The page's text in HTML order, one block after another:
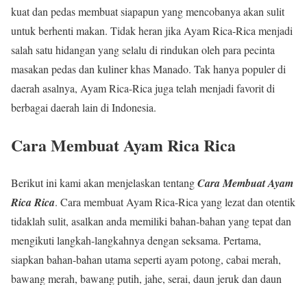
kuat dan pedas membuat siapapun yang mencobanya akan sulit
untuk berhenti makan. Tidak heran jika Ayam Rica-Rica menjadi
salah satu hidangan yang selalu di rindukan oleh para pecinta
masakan pedas dan kuliner khas Manado. Tak hanya populer di
daerah asalnya, Ayam Rica-Rica juga telah menjadi favorit di
berbagai daerah lain di Indonesia.
Cara Membuat Ayam Rica Rica
Berikut ini kami akan menjelaskan tentangCara Membuat Ayam
Rica Rica. Cara membuat Ayam Rica-Rica yang lezat dan otentik
tidaklah sulit, asalkan anda memiliki bahan-bahan yang tepat dan
mengikuti langkah-langkahnya dengan seksama. Pertama,
siapkan bahan-bahan utama seperti ayam potong, cabai merah,
bawang merah, bawang putih, jahe, serai, daun jeruk dan daun